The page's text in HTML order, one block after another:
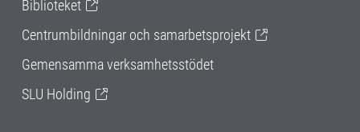
Biblioteket
Centrumbildningar och samarbetsprojekt
Gemensamma verksamhetsstödet
SLU Holding